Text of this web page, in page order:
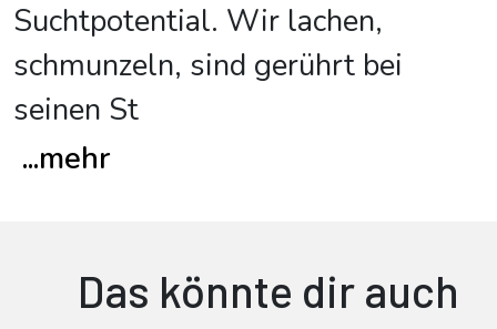
Suchtpotential. Wir lachen,
schmunzeln, sind gerührt bei
seinen St
...mehr
Das könnte dir auch